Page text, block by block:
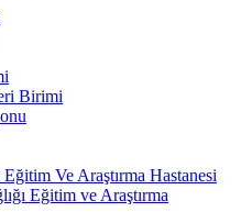
Birimi
Ve Araştırma Hastanesi
Eğitim ve Araştırma